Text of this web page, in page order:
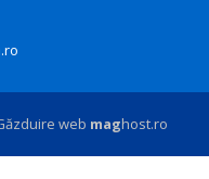
web maghost.ro